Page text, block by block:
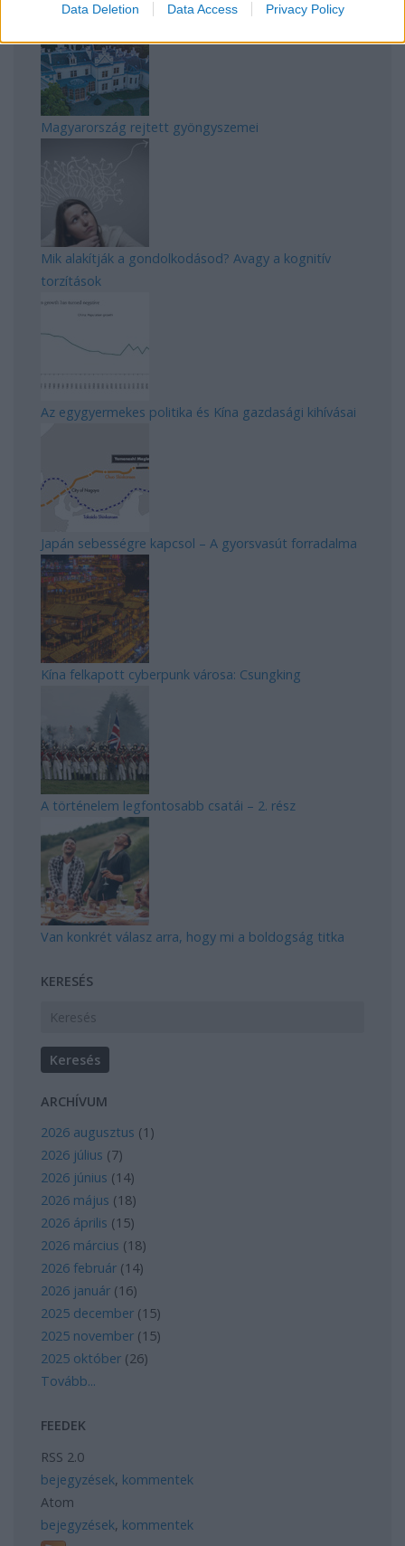
Data Deletion Data Access Privacy Policy
Magyarország rejtett gyöngyszemei
Mik alakítják a gondolkodásod? Avagy a kognitív
torzítások
Az egygyermekes politika és Kína gazdasági kihívásai
Japán sebességre kapcsol – A gyorsvasút forradalma
Kína felkapott cyberpunk városa: Csungking
A történelem legfontosabb csatái – 2. rész
Van konkrét válasz arra, hogy mi a boldogság titka
KERESÉS
ARCHÍVUM
2026 augusztus (1 )
2026 július (7)
2026 június (14)
2026 május (18)
2026 április (15)
2026 március (18)
2026 február (14)
2026 január (16)
2025 december (15)
2025 november (15)
2025 október (26)
Tovább...
FEEDEK
RSS 2.0
bejegyzések, kommentek
Atom
bejegyzések, kommentek